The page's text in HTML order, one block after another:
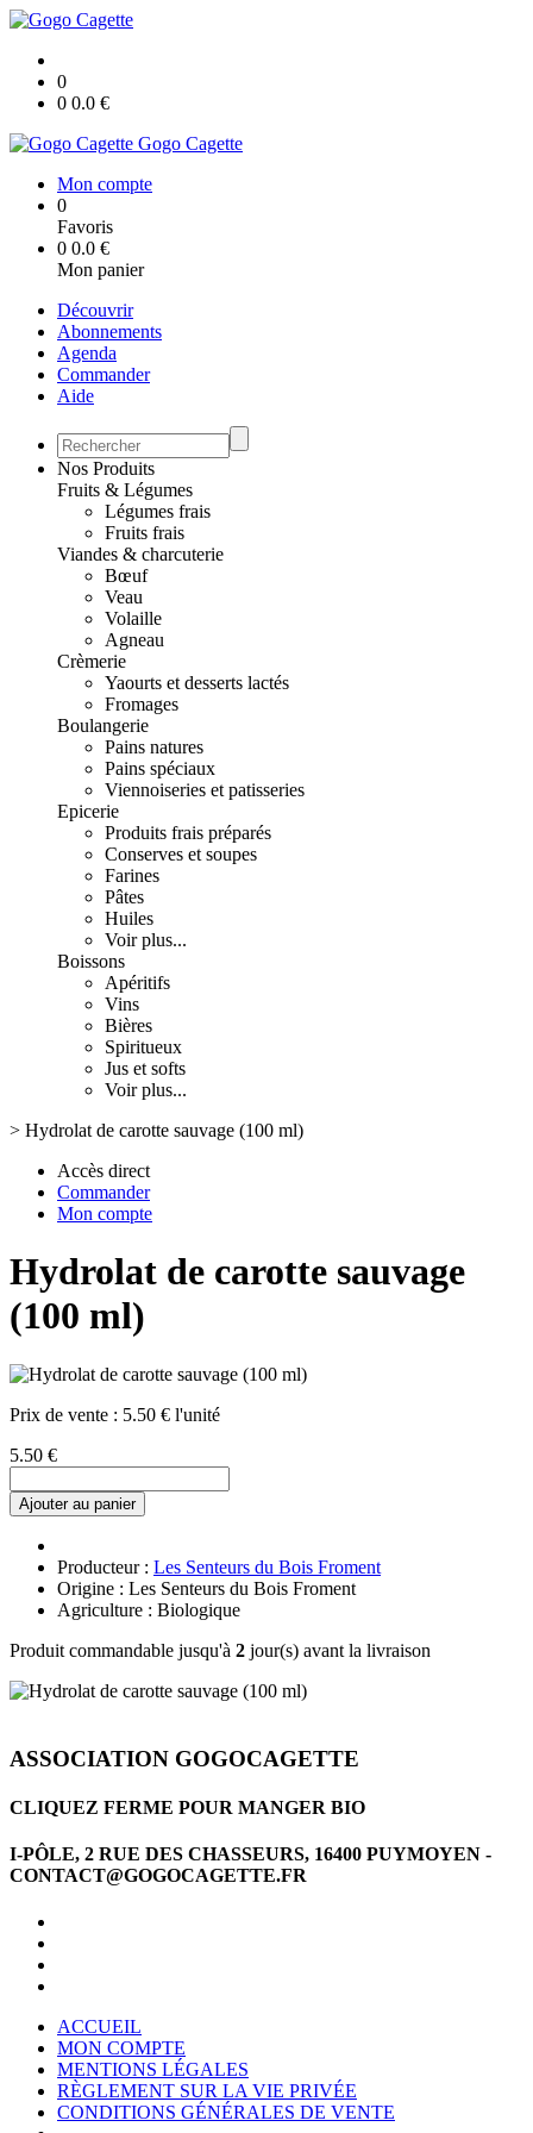
0
0 0.0 €
Gogo Cagette
Mon compte
0
Favoris
0 0.0 €
Mon panier
Découvrir
Abonnements
Agenda
Commander
Aide
Nos Produits
Fruits & Légumes
Légumes frais
Fruits frais
Viandes & charcuterie
Bœuf
Veau
Volaille
Agneau
Crèmerie
Yaourts et desserts lactés
Fromages
Boulangerie
Pains natures
Pains spéciaux
Viennoiseries et patisseries
Epicerie
Produits frais préparés
Conserves et soupes
Farines
Pâtes
Huiles
Voir plus...
Boissons
Apéritifs
Vins
Bières
Spiritueux
Jus et softs
Voir plus...
> Hydrolat de carotte sauvage (100 ml)
Accès direct
Commander
Mon compte
Hydrolat de carotte sauvage
(100 ml)
Prix de vente : 5.50 € l'unité
5.50 €
Ajouter au panier
Producteur : Les Senteurs du Bois Froment
Origine : Les Senteurs du Bois Froment
Agriculture : Biologique
Produit commandable jusqu'à 2 jour(s) avant la livraison
ASSOCIATION GOGOCAGETTE
CLIQUEZ FERME POUR MANGER BIO
I-PÔLE, 2 RUE DES CHASSEURS, 16400 PUYMOYEN -
CONTACT@GOGOCAGETTE.FR
ACCUEIL
MON COMPTE
MENTIONS LÉGALES
RÈGLEMENT SUR LA VIE PRIVÉE
CONDITIONS GÉNÉRALES DE VENTE